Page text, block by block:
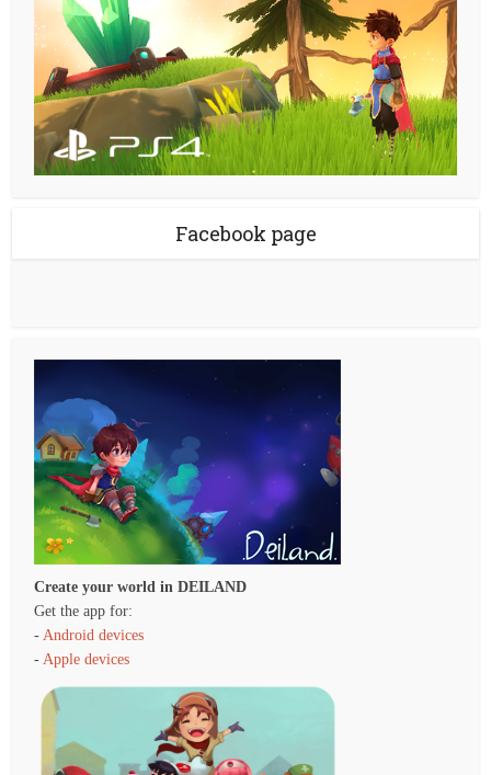
Facebook page
Create your world in DEILAND
Get the app for:
- Android devices
- Apple devices